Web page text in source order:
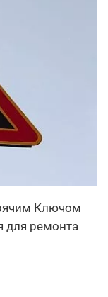
Ключом
для ремонта